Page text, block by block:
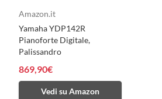
Amazon.it
Yamaha YDP142R
Pianoforte Digitale,
Palissandro
869,90€
Vedi su Amazon